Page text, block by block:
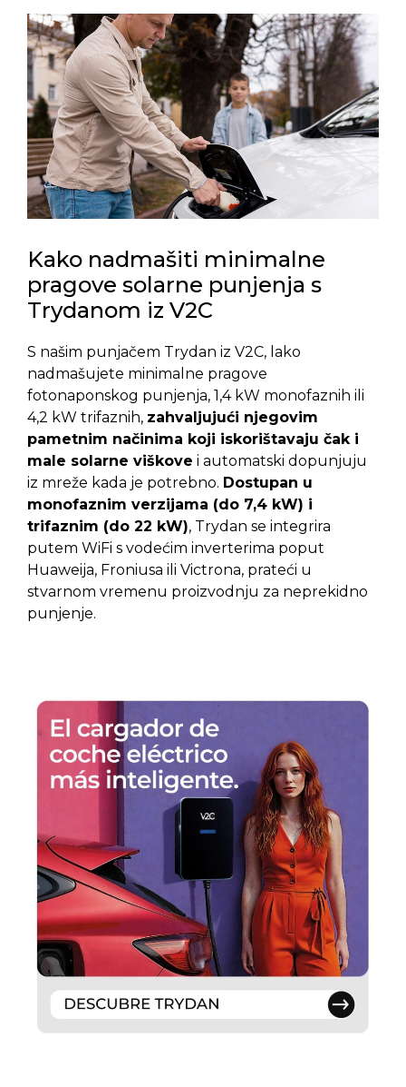
Kako nadmašiti minimalne
pragove solarne punjenja s
Trydanom iz V2C
S našim punjačem Trydan iz V2C, lako
nadmašujete minimalne pragove
fotonaponskog punjenja, 1,4 kW monofaznih ili
4,2 kW trifaznih, zahvaljujući njegovim
pametnim načinima koji iskorištavaju čak i
male solarne viškove i automatski dopunjuju
iz mreže kada je potrebno. Dostupan u
monofaznim verzijama (do 7,4 kW) i
trifaznim (do 22 kW), Trydan se integrira
putem WiFi s vodećim inverterima poput
Huaweija, Froniusa ili Victrona, prateći u
stvarnom vremenu proizvodnju za neprekidno
punjenje.